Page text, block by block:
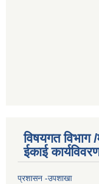
विषयगत विभाग
ईकाई
प्रशासन -उपशाखा